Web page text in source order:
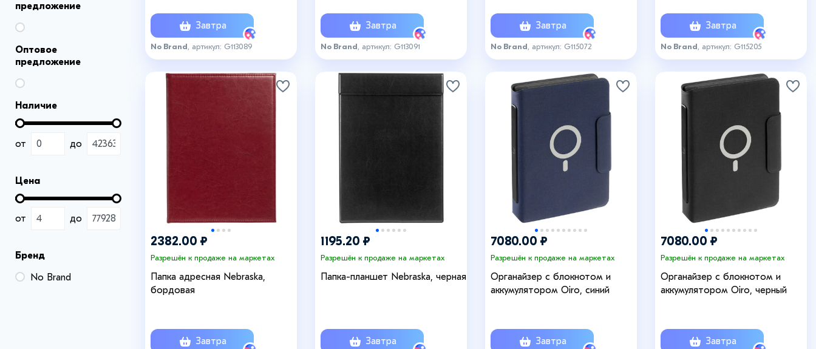
предложение
Оптовое
предложение
Наличие
от до
Цена
от до
Бренд
No Brand
Завтра
No Brand , артикул: G113089
Завтра
No Brand , артикул: G113091
Завтра
No Brand , артикул: G115072
Завтра
No Brand , артикул: G115205
2382.00 ₽
Разрешён к продаже на маркетах
Папка адресная Nebraska,
бордовая
Завтра
1195.20 ₽
Разрешён к продаже на маркетах
Папка-планшет Nebraska, черная
Завтра
7080.00 ₽
Разрешён к продаже на маркетах
Органайзер с блокнотом и
аккумулятором Oiro, синий
Завтра
+2
7080.00 ₽
Разрешён к продаже на маркетах
Органайзер с блокнотом и
аккумулятором Oiro, черный
Завтра